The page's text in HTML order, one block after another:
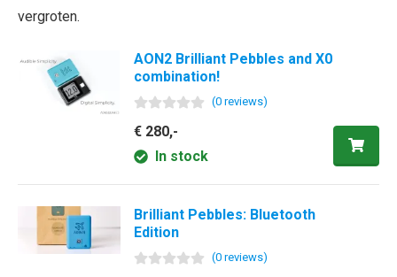
vergroten.
AON2 Brilliant Pebbles and X0
combination!
(0reviews)
€ 280,-
In stock
Brilliant Pebbles: Bluetooth
Edition
(0reviews)